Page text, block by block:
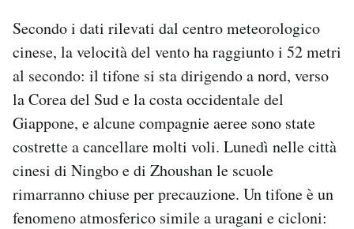
Secondo i dati rilevati dal centro meteorologico
cinese, la velocità del vento ha raggiunto i 52 metri
al secondo: il tifone si sta dirigendo a nord, verso
la Corea del Sud e la costa occidentale del
Giappone, e alcune compagnie aeree sono state
costrette a cancellare molti voli. Lunedì nelle città
cinesi di Ningbo e di Zhoushan le scuole
rimarranno chiuse per precauzione. Un tifone è un
fenomeno atmosferico simile a uragani e cicloni: